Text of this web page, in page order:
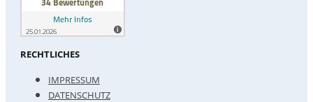
RECHTLICHES
IMPRESSUM
DATENSCHUTZ